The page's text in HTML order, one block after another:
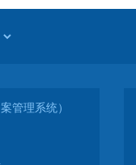
管理系统）